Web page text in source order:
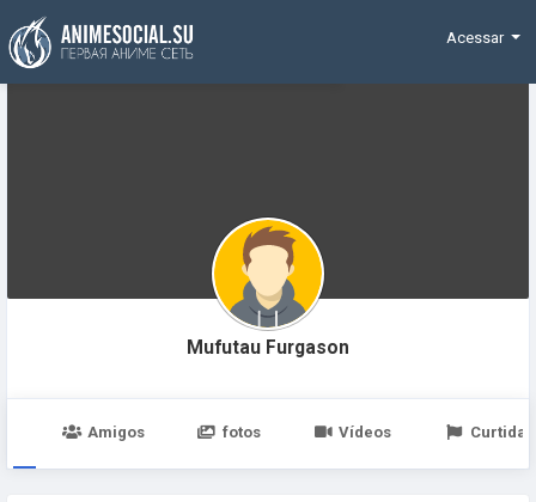
Funding
Acessar
Mufutau Furgason
Amigos fotos Vídeos Curtidas